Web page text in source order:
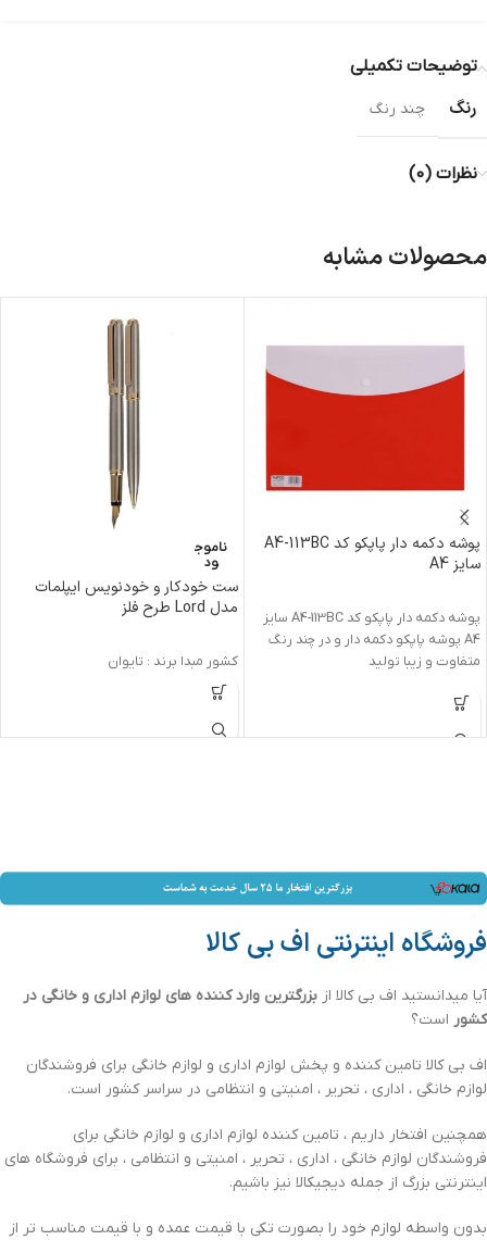
توضیحات تکمیلی
رنگ چند رنگ
نظرات (0)
محصولات مشابه
پوشه دکمه دار پاپکو کد A4-113BC
سایز A4
پوشه دکمه دار پاپکو کد A4-113BC سایز
A4 پوشه پاپکو دکمه دار و در چند رنگ
متفاوت و زیبا تولید
ناموج
ود
ست خودکار و خودنویس ایپلمات
مدل Lord طرح فلز
کشور مبدا برند : تایوان
فروشگاه اینترنتی اف بی کالا
آیا میدانستید اف بی کالا از بزرگترین وارد کننده های لوازم اداری و خانگی در
کشور است؟
اف بی کالا تامین کننده و پخش لوازم اداری و لوازم خانگی برای فروشندگان
لوازم خانگی ، اداری ، تحریر ، امنیتی و انتظامی در سراسر کشور است.
همچنین افتخار داریم ، تامین کننده لوازم اداری و لوازم خانگی برای
فروشندگان لوازم خانگی ، اداری ، تحریر ، امنیتی و انتظامی ، برای فروشگاه های
اینترنتی بزرگ از جمله دیجیکالا نیز باشیم.
بدون واسطه لوازم خود را بصورت تکی با قیمت عمده و با قیمت مناسب تر از